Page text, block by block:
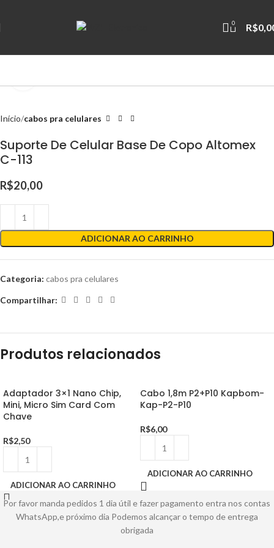
0 R$
Início cabos pra celulares
Suporte De Celular Base De Copo Altomex
C-113
R$20,00
ADICIONAR AO CARRINHO
Categoria: cabos pra celulares
Compartilhar:
Produtos relacionados
Adaptador 3×1 Nano Chip,
Mini, Micro Sim Card Com
Chave
R$2,50
ADICIONAR AO CARRINHO
Cabo 1,8m P2+P10 Kapbom-
Kap-P2-P10
R$6,00
ADICIONAR AO CARRINHO
Por favor manda pedidos 1 dia útil e fazer pagamento entra nos contas
WhatsApp,e próximo dia Podemos alcançar o tempo de entrega
obrigada